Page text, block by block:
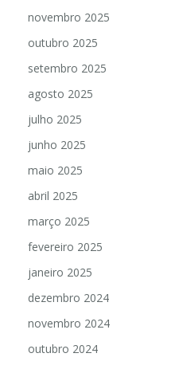
novembro 2025
outubro 2025
setembro 2025
agosto 2025
julho 2025
junho 2025
maio 2025
abril 2025
março 2025
fevereiro 2025
janeiro 2025
dezembro 2024
novembro 2024
outubro 2024